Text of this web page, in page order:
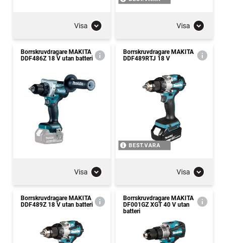
Visa Visa
Borrskruvdragare MAKITA
DDF486Z 18 V utan batteri
Visa
Borrskruvdragare MAKITA
DDF489RTJ 18 V
BEST.VARA
Visa
Borrskruvdragare MAKITA
DDF489Z 18 V utan batteri
Borrskruvdragare MAKITA
DF001GZ XGT 40 V utan
batteri